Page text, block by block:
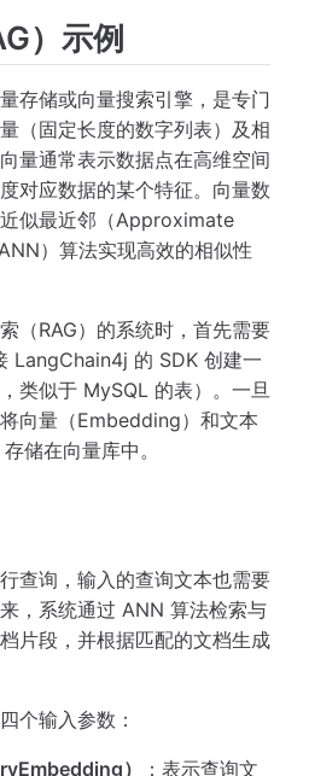
）示例
存储或向量搜索引擎，是专门
（固定长度的数字列表）及相
量通常表示数据点在高维空间
对应数据的某个特征。向量数
似最近邻（Approximate
）算法实现高效的相似性
（RAG）的系统时，首先需要
LangChain4j 的 SDK 创建一
类似于 MySQL 的表）。一旦
向量（Embedding）和文本
储在向量库中。
查询，输入的查询文本也需要
，系统通过 ANN 算法检索与
片段，并根据匹配的文档生成
个输入参数：
）
：表示查询文